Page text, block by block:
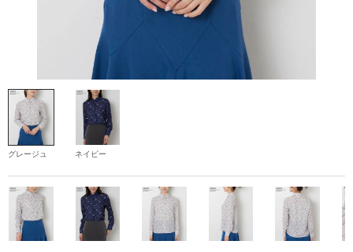
グレージュ ネイビー